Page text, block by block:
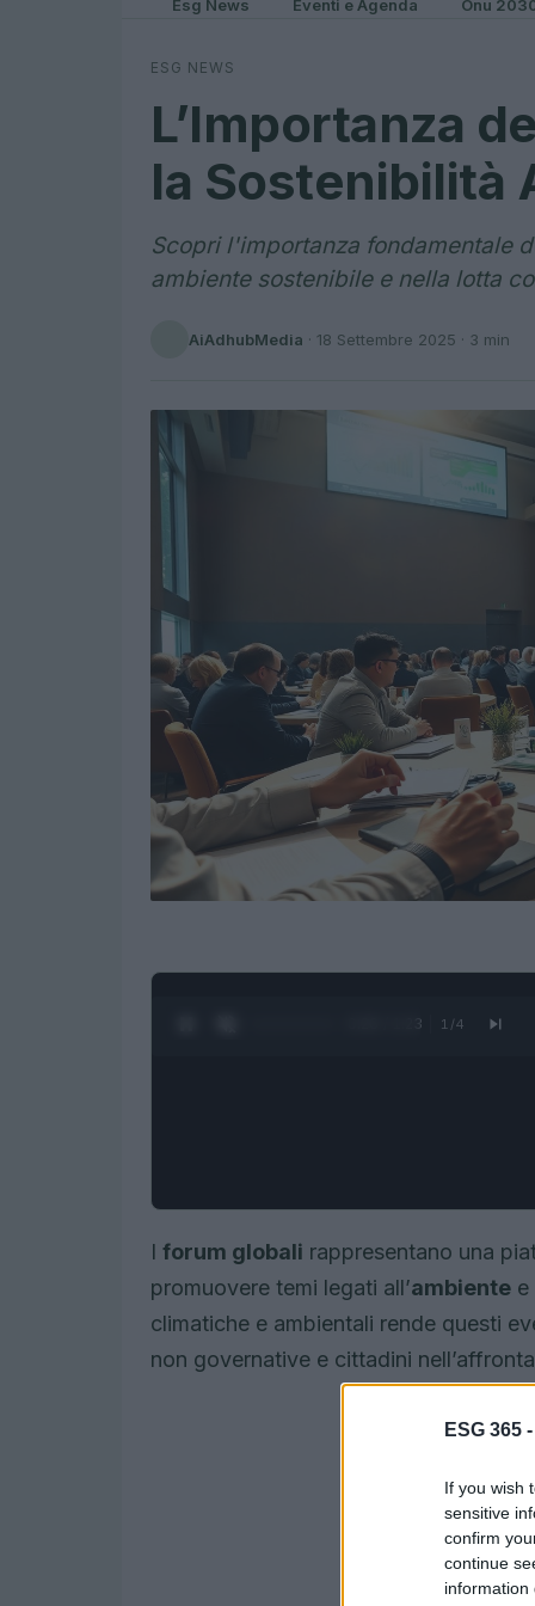
ESG 365 -
If you wish
sensitive
confirm
continue
information
Esg News Eventi e Agenda Onu
ESG NEWS
L’Importanza
la Sostenibilità
Scopri l'importanza fondamentale
ambiente sostenibile e nella lotta
AiAdhubMedia · 18 Settembre 2025 · 3 min
0:27 / 1:23 1 /4
I forum globali rappresentano una
promuovere temi legati all’ambiente e
climatiche e ambientali rende questi
non governative e cittadini